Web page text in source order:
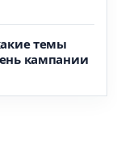
темы
кампании